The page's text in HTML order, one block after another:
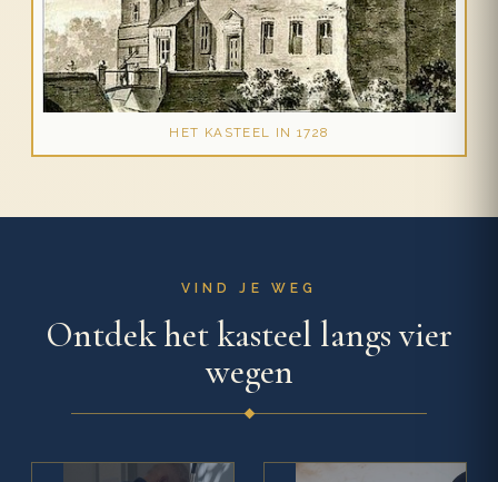
HET KASTEEL IN 1728
VIND JE WEG
Ontdek het kasteel langs vier
wegen